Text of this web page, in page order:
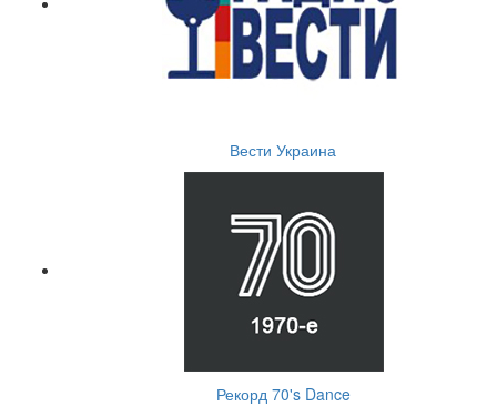
Вести Украина
Рекорд 70's Dance